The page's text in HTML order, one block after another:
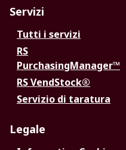
Servizi
Tutti i servizi
RS
PurchasingManager™
RS VendStock®
Servizio di taratura
Legale